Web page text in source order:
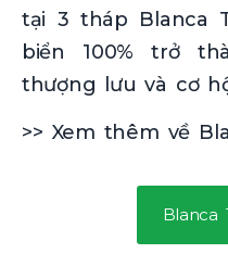
tại 3 tháp Blanca
biển 100% trở
thượng lưu và cơ
>> Xem thêm về
Blanca